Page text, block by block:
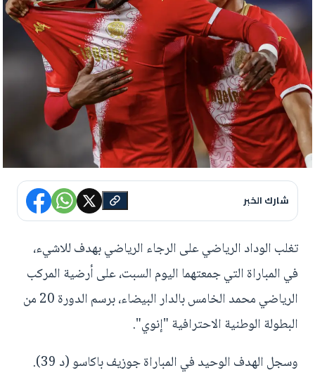
شارك الخبر
تغلب الوداد الرياضي على الرجاء الرياضي بهدف للاشيء،
في المباراة التي جمعتهما اليوم السبت، على أرضية المركب
الرياضي محمد الخامس بالدار البيضاء، برسم الدورة 20 من
البطولة الوطنية الاحترافية "إنوي".
وسجل الهدف الوحيد في المباراة جوزيف باكاسو (د 39).